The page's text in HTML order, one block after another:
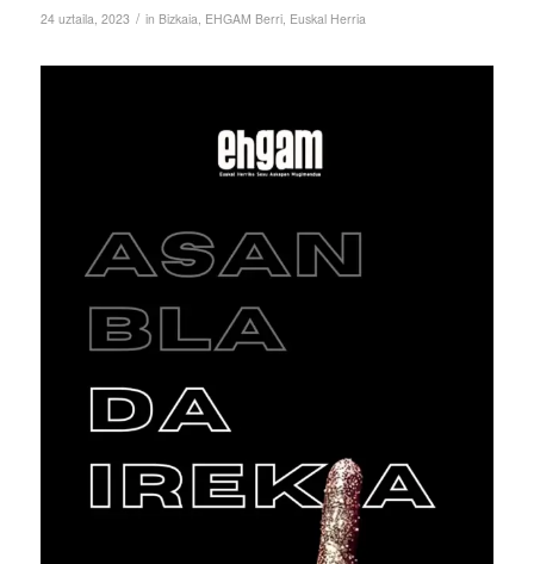
24 uztaila, 2023 / in Bizkaia, EHGAM Berri, Euskal Herria